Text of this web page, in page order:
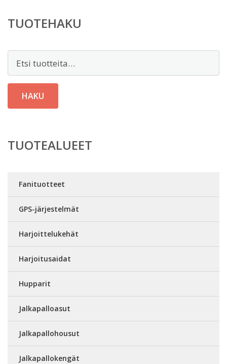
TUOTEHAKU
HAKU
TUOTEALUEET
Fanituotteet
GPS-järjestelmät
Harjoittelukehät
Harjoitusaidat
Hupparit
Jalkapalloasut
Jalkapallohousut
Jalkapallokengät